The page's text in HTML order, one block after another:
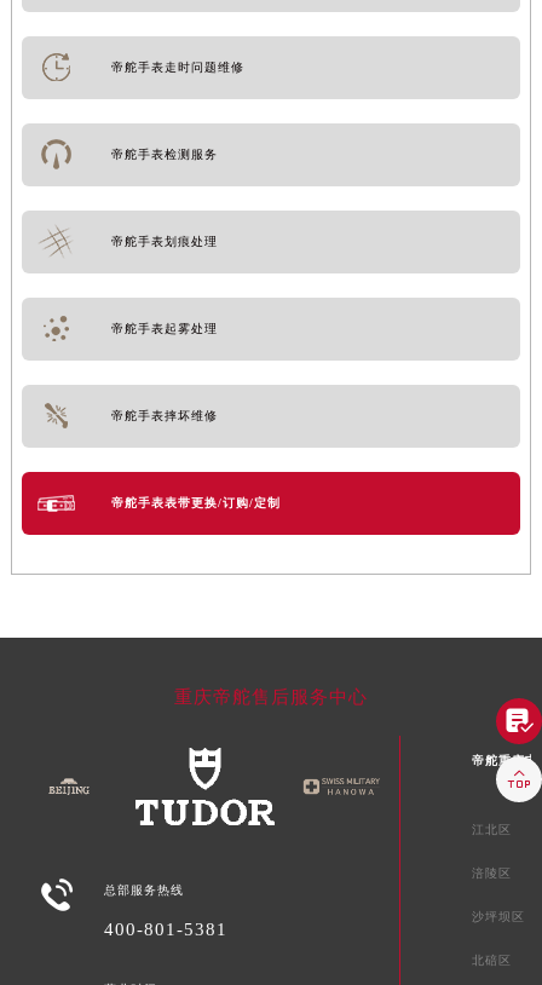
帝舵手表走时问题维修
帝舵手表检测服务
帝舵手表划痕处理
帝舵手表起雾处理
帝舵手表摔坏维修
帝舵手表表带更换/订购/定制
重庆帝舵售后服务中心
 总部服务热线
400-801-5381
帝舵重庆市
江北区
涪陵区
沙坪坝区
北碚区

